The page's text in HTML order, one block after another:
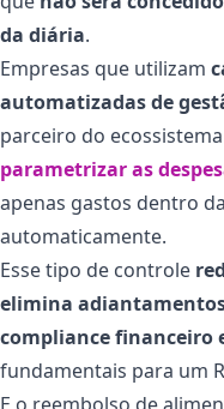
da diária.
Empresas que utilizam
automatizadas de
parceiro do ecossistema
parametrizar as
apenas gastos dentro
automaticamente.
Esse tipo de controle
elimina
compliance financeiro
fundamentais para um
E o reembolso de